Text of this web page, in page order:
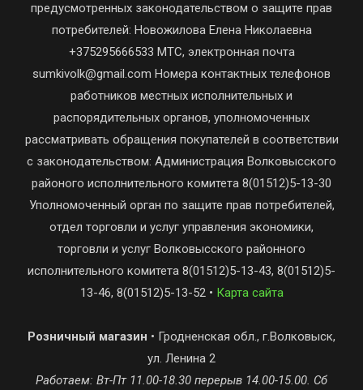
предусмотренных законодательством о защите прав
потребителей: Новожилова Елена Николаевна
+375295666533 МТС, электронная почта
sumkivolk@gmail.com Номера контактных телефонов
работников местных исполнительных и
распорядительных органов, уполномоченных
рассматривать обращения покупателей в соответствии
с законодательством: Администрация Волковысского
районого исполнительного комитета 8(01512)5-13-30
Уполномоченный орган по защите прав потребителей,
отдел торговли и услуг управления экономики,
торговли и услуг Волковысского районного
исполнительного комитета 8(01512)5-13-43, 8(01512)5-
13-46, 8(01512)5-13-52 • Карта сайта
Розничный магазин • Гродненская обл., г.Волковыск,
ул. Ленина 2
Работаем: Вт-Пт 11.00-18.30 перерыв 14.00-15.00. Сб